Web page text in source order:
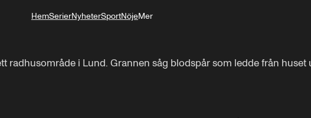
HemSerierNyheterSportNöjeMer
radhusområde i Lund. Grannen såg blodspår som ledde från huset